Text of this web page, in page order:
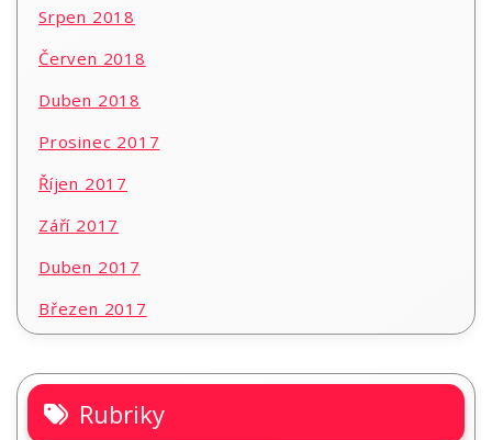
Srpen 2018
Červen 2018
Duben 2018
Prosinec 2017
Říjen 2017
Září 2017
Duben 2017
Březen 2017
Rubriky